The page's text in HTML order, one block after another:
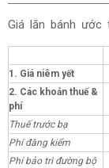
Giá lăn bánh ước
1. Giá niêm yết
2. Các khoản thuế &
phí
Thuế trước bạ
Phí đăng kiểm
Phí bảo trì đường bộ